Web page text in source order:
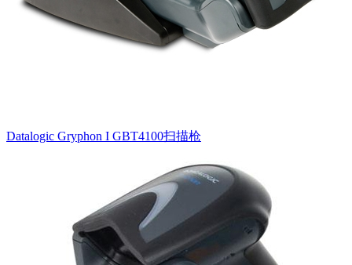
Datalogic Gryphon I GBT4100扫描枪